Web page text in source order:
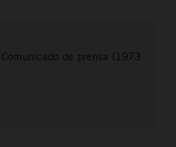
Comunicado de prensa (1973